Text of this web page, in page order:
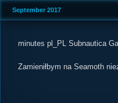
September 2017
minutes pl_PL Subnautica
Zamieniłbym na Seamoth